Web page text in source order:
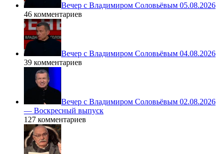
Вечер с Владимиром Соловьёвым 05.08.2026
46 комментариев
Вечер с Владимиром Соловьёвым 04.08.2026
39 комментариев
Вечер с Владимиром Соловьёвым 02.08.2026
— Воскресный выпуск
127 комментариев